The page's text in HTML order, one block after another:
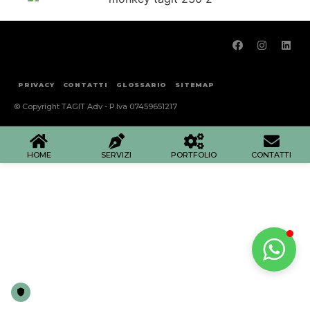
© Copyright TAGIT Adv - P.Iva 07459651217
PRIVACY CONTATTI GLOSSARIO SITEMAP
HOME SERVIZI PORTFOLIO CONTATTI